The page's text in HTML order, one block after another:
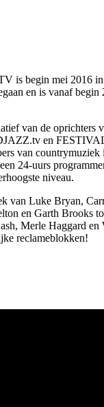
is begin mei 2016
en is vanaf begin
van de oprichters
en
van countrymuziek
24-uurs
niveau.
van Luke Bryan,
en Garth Brooks
Merle Haggard
reclameblokken!